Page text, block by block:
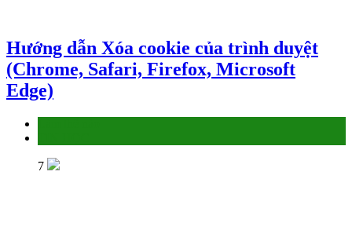
Hướng dẫn Xóa cookie của trình duyệt
(Chrome, Safari, Firefox, Microsoft
Edge)
7